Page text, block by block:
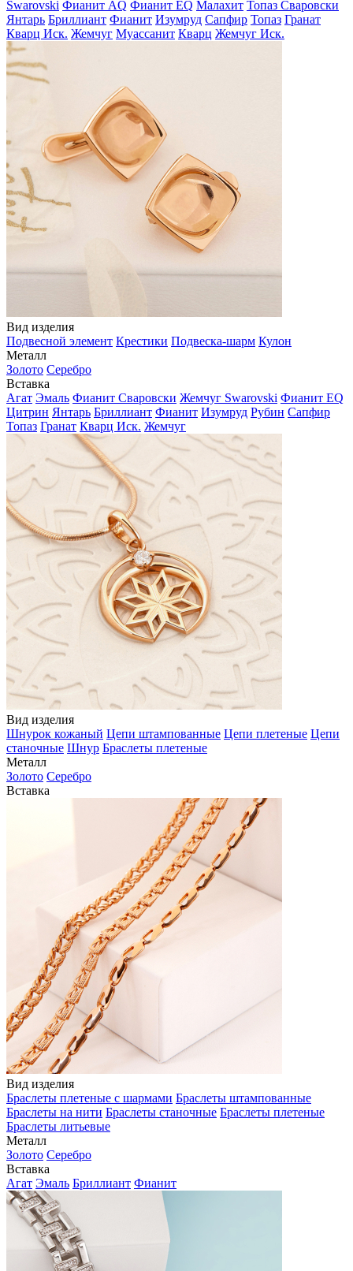
Swarovski Фианит AQ Фианит EQ Малахит Топаз Сваровски
Янтарь Бриллиант Фианит Изумруд Сапфир Топаз Гранат
Кварц Иск. Жемчуг Муассанит Кварц Жемчуг Иск.
Вид изделия
Подвесной элемент Крестики Подвеска-шарм Кулон
Металл
Золото Серебро
Вставка
Агат Эмаль Фианит Сваровски Жемчуг Swarovski Фианит EQ
Цитрин Янтарь Бриллиант Фианит Изумруд Рубин Сапфир
Топаз Гранат Кварц Иск. Жемчуг
Вид изделия
Шнурок кожаный Цепи штампованные Цепи плетеные Цепи
станочные Шнур Браслеты плетеные
Металл
Золото Серебро
Вставка
Вид изделия
Браслеты плетеные с шармами Браслеты штампованные
Браслеты на нити Браслеты станочные Браслеты плетеные
Браслеты литьевые
Металл
Золото Серебро
Вставка
Агат Эмаль Бриллиант Фианит